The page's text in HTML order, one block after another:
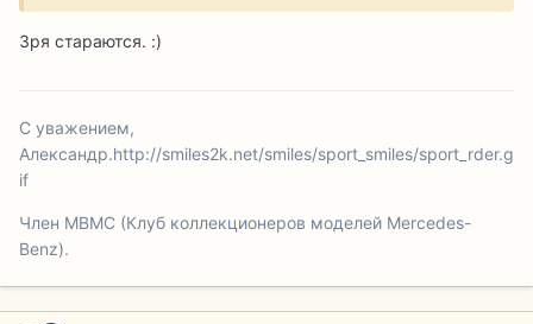
Зря стараются. :)
С уважением,
Александр.http://smiles2k.net/smiles/sport_smiles/sport_rder.g
if
Член МВМС (Клуб коллекционеров моделей Mercedes-
Benz).